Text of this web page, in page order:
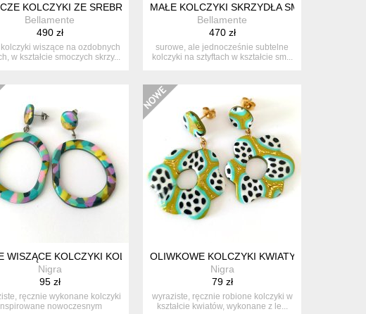
KOLCZYKI ZE SREBRA NA BIGLACH
Bellamente
490 zł
kolczyki wiszące na ozdobnych
w kształcie smoczych skrzy...
MAŁE KOLCZYKI SKRZYDŁA SMOKA /
Bellamente
470 zł
surowe, ale jednocześnie subtelne
kolczyki na sztyftach w kształcie sm...
KOLCZYKI SERCA
WISZĄCE KOLCZYKI KOLOROWE DUŻE KOŁA WE WZORY
Nigra
95 zł
ręcznie wykonane kolczyki
nowoczesnym
OLIWKOWE KOLCZYKI KWIATY W KROPKI
Nigra
79 zł
wyraziste, ręcznie robione kolczyki w
kształcie kwiatów, wykonane z le...